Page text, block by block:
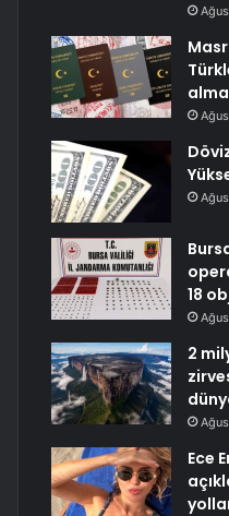
18
2
Ece